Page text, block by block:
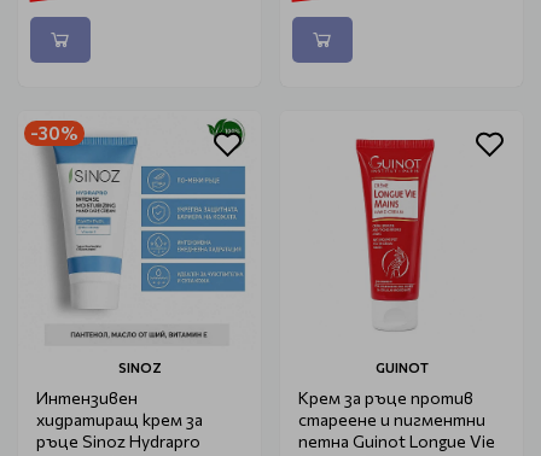
-30%
SINOZ
Интензивен
хидратиращ крем за
ръце Sinoz Hydrapro
GUINOT
Крем за ръце против
стареене и пигментни
петна Guinot Longue Vie